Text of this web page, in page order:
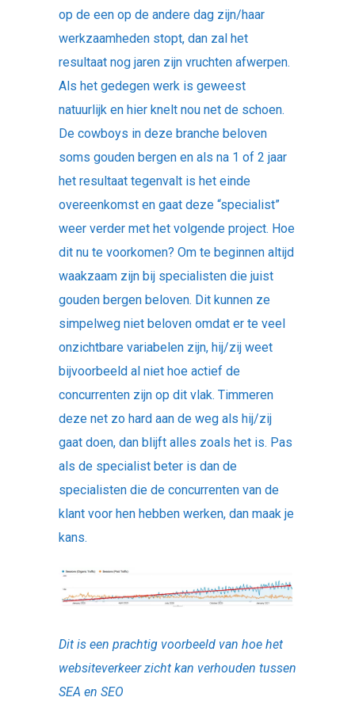
op de een op de andere dag zijn/haar
werkzaamheden stopt, dan zal het
resultaat nog jaren zijn vruchten afwerpen.
Als het gedegen werk is geweest
natuurlijk en hier knelt nou net de schoen.
De cowboys in deze branche beloven
soms gouden bergen en als na 1 of 2 jaar
het resultaat tegenvalt is het einde
overeenkomst en gaat deze “specialist”
weer verder met het volgende project. Hoe
dit nu te voorkomen? Om te beginnen altijd
waakzaam zijn bij specialisten die juist
gouden bergen beloven. Dit kunnen ze
simpelweg niet beloven omdat er te veel
onzichtbare variabelen zijn, hij/zij weet
bijvoorbeeld al niet hoe actief de
concurrenten zijn op dit vlak. Timmeren
deze net zo hard aan de weg als hij/zij
gaat doen, dan blijft alles zoals het is. Pas
als de specialist beter is dan de
specialisten die de concurrenten van de
klant voor hen hebben werken, dan maak je
kans.
Dit is een prachtig voorbeeld van hoe het
websiteverkeer zicht kan verhouden tussen
SEA en SEO